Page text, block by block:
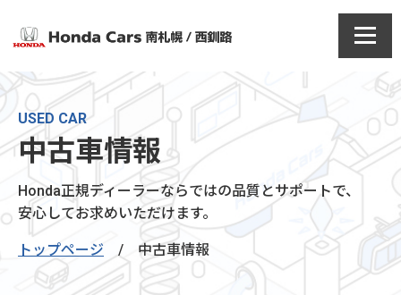
USED CAR
中古車情報
Honda正規ディーラーならではの品質とサポートで、
安心してお求めいただけます。
トップページ / 中古車情報